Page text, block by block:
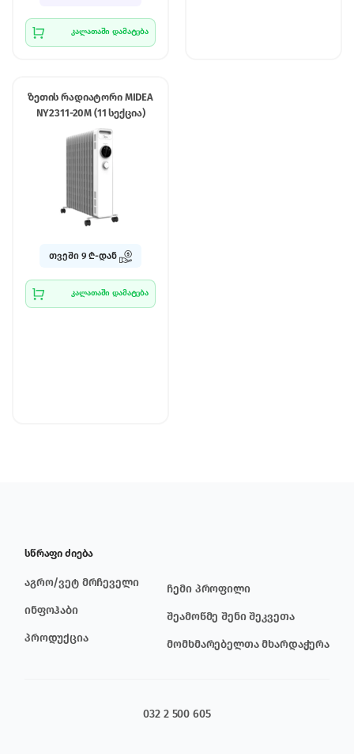
კალათაში დამატება
ზეთის რადიატორი MIDEA
NY2311-20M (11 სექცია)
თვეში 9 ₾-დან
კალათაში დამატება
სწრაფი ძიება
აგრო/ვეტ მრჩეველი
ინფოჰაბი
პროდუქცია
ჩემი პროფილი
შეამოწმე შენი შეკვეთა
მომხმარებელთა მხარდაჭერა
032 2 500 605